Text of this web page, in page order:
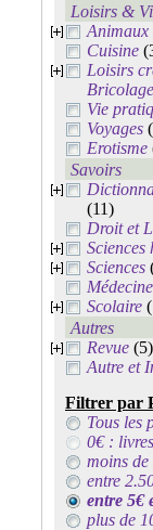
Loisirs &
Animaux
Cuisine
Loisirs
Bricolage
Vie
Voyages
Erotisme
Savoirs
(11)
Droit et
Sciences
Sciences
Scolaire
Autres
Revue (5)
Autre et
Filtrer par
Tous les
0€ :
moins de
entre
entre 5€
plus de